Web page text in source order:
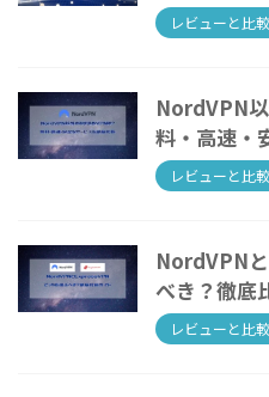
レビューと比較
NordVPN
料・高速・
レビューと比較
NordVPN
べき？徹底
レビューと比較